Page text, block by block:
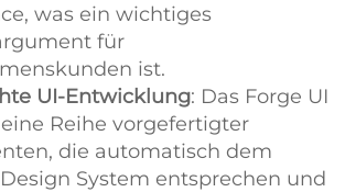
was ein wichtiges
für
ist.
UI-Entwicklung: Das Forge UI
Reihe vorgefertigter
die automatisch dem
System entsprechen und